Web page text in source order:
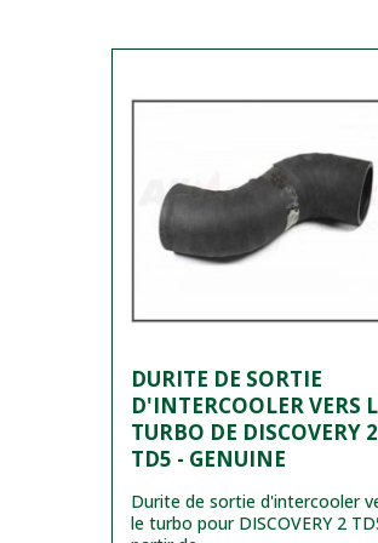
DURITE DE SORTIE
D'INTERCOOLER VERS
TURBO DE DISCOVERY 2
TD5 - GENUINE
Durite de sortie d'intercooler
le turbo pour DISCOVERY 2